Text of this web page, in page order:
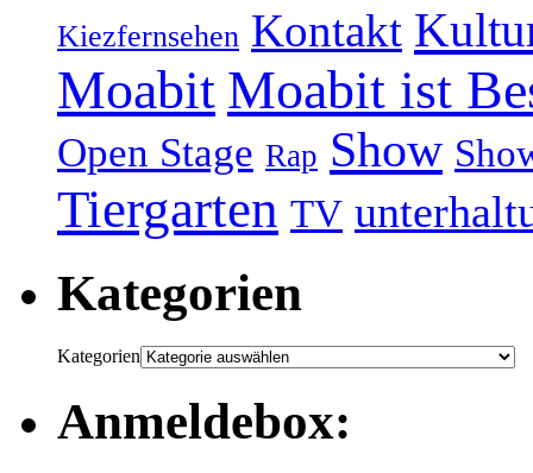
Kiezfernsehen Kontakt
Moabit Moabit ist
Open Stage Rap Show
Tiergarten TV
Kategorien
Kategorien
Anmeldebox: